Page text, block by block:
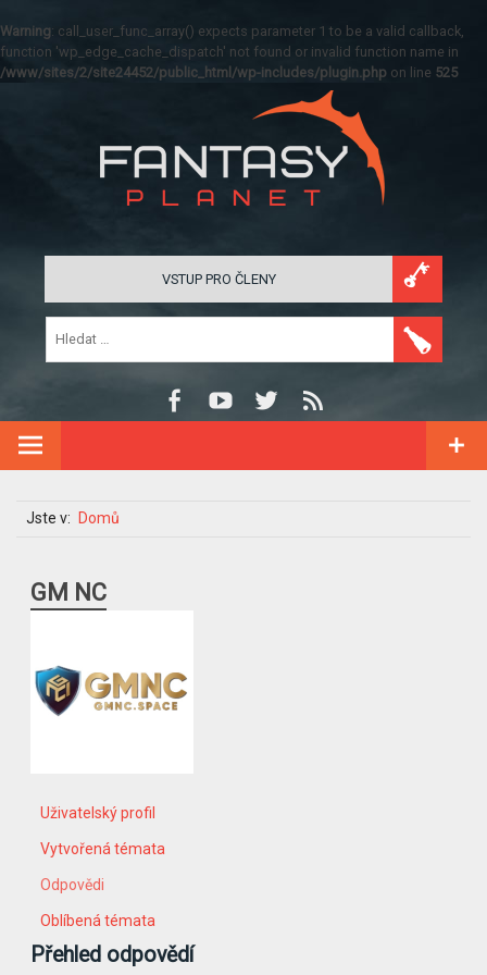
Warning: call_user_func_array() expects parameter 1 to be a valid callback,
function 'wp_edge_cache_dispatch' not found or invalid function name in
/www/sites/2/site24452/public_html/wp-includes/plugin.php on line 525
VSTUP PRO ČLENY
Jste v: Domů
GM NC
Uživatelský profil
Vytvořená témata
Odpovědi
Oblíbená témata
Přehled odpovědí